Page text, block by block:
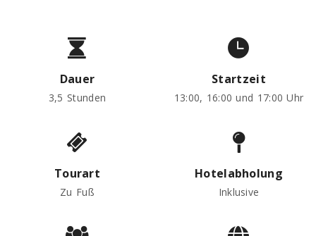
Dauer
3,5 Stunden
Startzeit
13:00, 16:00 und 17:00 Uhr
Tourart
Zu Fuß
Hotelabholung
Inklusive